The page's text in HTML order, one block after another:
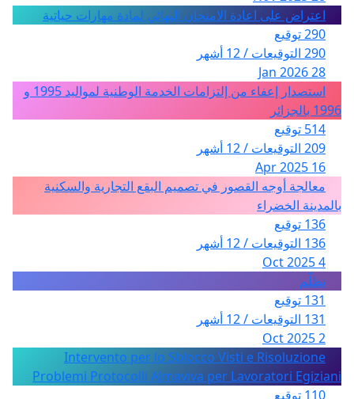
اعتراض على اعادة الامتحان النهائي لمادة مهارات حياتية
290 توقيع
290 التوقيعات / 12 أشهر
28 Jan 2026
استصدار إعفاء من إلتزامات الخدمة الوطنية لمواليد 1995 و
1996 بالجزائر
514 توقيع
209 التوقيعات / 12 أشهر
16 Apr 2025
معالجة أوجه القصور في تصميم البقع التجارية والسكنية
بالمدينة الخضراء
136 توقيع
136 التوقيعات / 12 أشهر
4 Oct 2025
تظلّم
131 توقيع
131 التوقيعات / 12 أشهر
2 Oct 2025
Intervento per lo Sblocco Visti e Risoluzione
Problemi Protocolli Almaviva per Lavoratori Egiziani
110 توقيع